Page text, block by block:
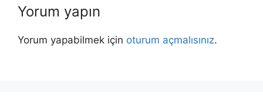
Yorum yapın
Yorum yapabilmek için oturum açmalısınız.